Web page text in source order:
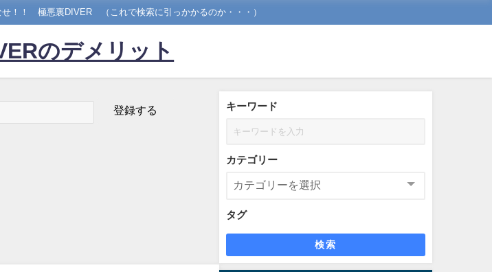
せ！！ 極悪裏DIVER （これで検索に引っかかるのか・・・）
のデメリット
キーワード
カテゴリー
タグ
検索